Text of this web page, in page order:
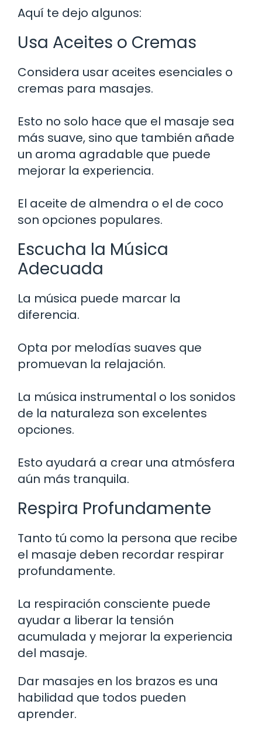
Aquí te dejo algunos:
Usa Aceites o Cremas
Considera usar aceites esenciales o
cremas para masajes.
Esto no solo hace que el masaje sea
más suave, sino que también añade
un aroma agradable que puede
mejorar la experiencia.
El aceite de almendra o el de coco
son opciones populares.
Escucha la Música
Adecuada
La música puede marcar la
diferencia.
Opta por melodías suaves que
promuevan la relajación.
La música instrumental o los sonidos
de la naturaleza son excelentes
opciones.
Esto ayudará a crear una atmósfera
aún más tranquila.
Respira Profundamente
Tanto tú como la persona que recibe
el masaje deben recordar respirar
profundamente.
La respiración consciente puede
ayudar a liberar la tensión
acumulada y mejorar la experiencia
del masaje.
Dar masajes en los brazos es una
habilidad que todos pueden
aprender.